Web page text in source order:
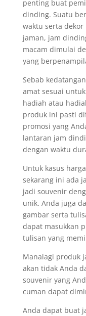
penting buat
dinding. Suatu
waktu serta dekor
jaman, jam
macam dimulai
yang
Sebab
amat sesuai
hadiah atau
produk ini pasti
promosi yang
lantaran jam
dengan waktu
Untuk kasus
sekarang ini ada
jadi souvenir
unik. Anda juga
gambar serta
dapat masukkan
tulisan yang
Manalagi produk
akan tidak Anda
souvenir yang
cuman dapat
Anda dapat buat